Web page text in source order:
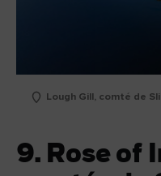
Lough Gill, comté de
9. Rose of